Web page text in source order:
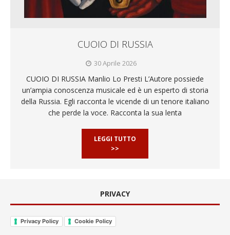
CUOIO DI RUSSIA
30 Aprile 2026
CUOIO DI RUSSIA Manlio Lo Presti L’Autore possiede
un’ampia conoscenza musicale ed è un esperto di storia
della Russia. Egli racconta le vicende di un tenore italiano
che perde la voce. Racconta la sua lenta
LEGGI TUTTO
>>
PRIVACY
Privacy Policy Cookie Policy